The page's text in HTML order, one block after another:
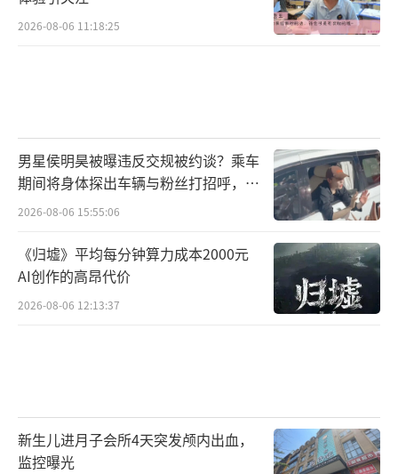
2026-08-06 11:18:25
男星侯明昊被曝违反交规被约谈？乘车
期间将身体探出车辆与粉丝打招呼，当
地交警回应
2026-08-06 15:55:06
《归墟》平均每分钟算力成本2000元
AI创作的高昂代价
2026-08-06 12:13:37
新生儿进月子会所4天突发颅内出血，
监控曝光